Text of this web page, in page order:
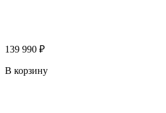
139 990 ₽
В корзину